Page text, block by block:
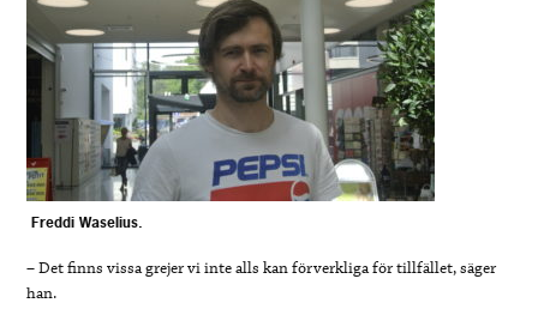
Freddi Waselius.
– Det finns vissa grejer vi inte alls kan förverkliga för tillfället, säger
han.